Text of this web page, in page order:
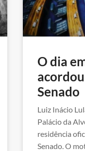
O dia
Senado
Luiz Inácio
Palácio da
residência
Senado. O